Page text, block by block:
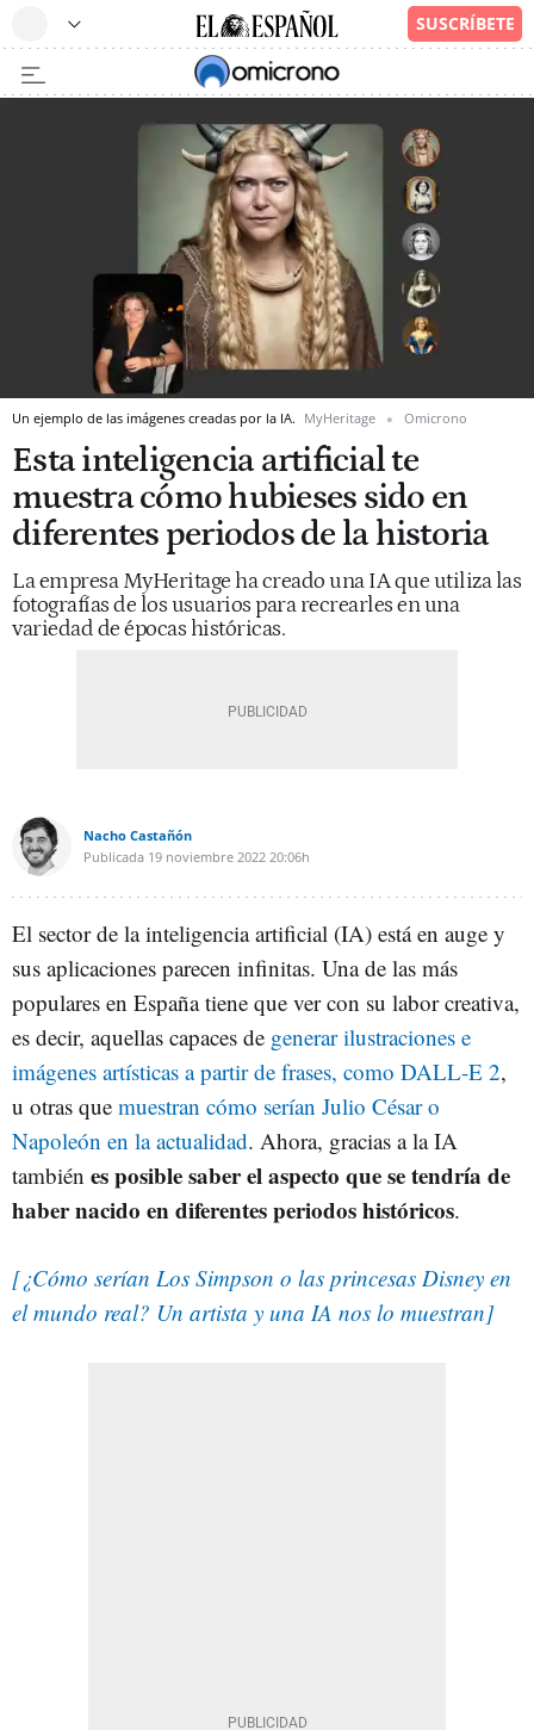
Un ejemplo de las imágenes creadas por la IA. MyHeritage Omicrono
Esta inteligencia artificial te
muestra cómo hubieses sido en
diferentes periodos de la historia
La empresa MyHeritage ha creado una IA que utiliza las
fotografías de los usuarios para recrearles en una
variedad de épocas históricas.
Nacho Castañón
Publicada 19 noviembre 2022 20:06h
El sector de la inteligencia artificial (IA) está en auge y
sus aplicaciones parecen infinitas. Una de las más
populares en España tiene que ver con su labor creativa,
es decir, aquellas capaces de generar ilustraciones e
imágenes artísticas a partir de frases, como DALL-E 2,
u otras que muestran cómo serían Julio César o
Napoleón en la actualidad. Ahora, gracias a la IA
también es posible saber el aspecto que se tendría de
haber nacido en diferentes periodos históricos.
[¿Cómo serían Los Simpson o las princesas Disney en
el mundo real? Un artista y una IA nos lo muestran]